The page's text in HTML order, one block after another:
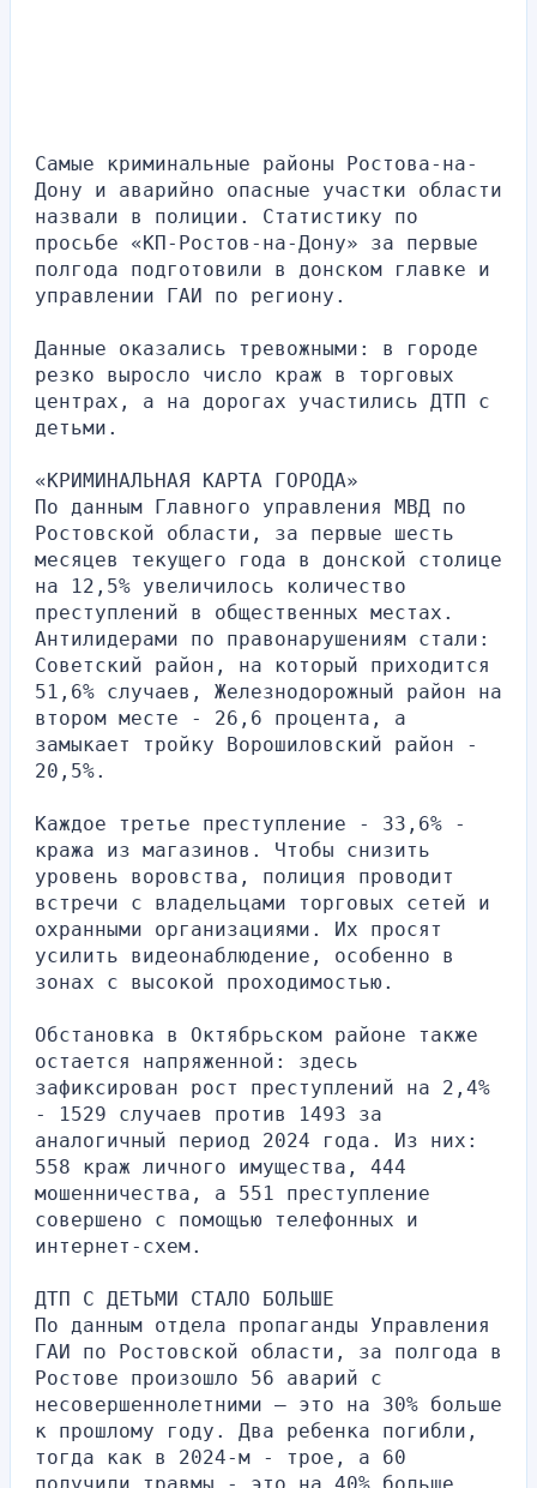
Самые криминальные районы Ростова-на-
Дону и аварийно опасные участки области
назвали в полиции. Статистику по
просьбе «КП-Ростов-на-Дону» за первые
полгода подготовили в донском главке и
управлении ГАИ по региону.
Данные оказались тревожными: в городе
резко выросло число краж в торговых
центрах, а на дорогах участились ДТП с
детьми.
«КРИМИНАЛЬНАЯ КАРТА ГОРОДА»
По данным Главного управления МВД по
Ростовской области, за первые шесть
месяцев текущего года в донской столице
на 12,5% увеличилось количество
преступлений в общественных местах.
Антилидерами по правонарушениям стали:
Советский район, на который приходится
51,6% случаев, Железнодорожный район на
втором месте - 26,6 процента, а
замыкает тройку Ворошиловский район -
20,5%.
Каждое третье преступление - 33,6% -
кража из магазинов. Чтобы снизить
уровень воровства, полиция проводит
встречи с владельцами торговых сетей и
охранными организациями. Их просят
усилить видеонаблюдение, особенно в
зонах с высокой проходимостью.
Обстановка в Октябрьском районе также
остается напряженной: здесь
зафиксирован рост преступлений на 2,4%
- 1529 случаев против 1493 за
аналогичный период 2024 года. Из них:
558 краж личного имущества, 444
мошенничества, а 551 преступление
совершено с помощью телефонных и
интернет-схем.
ДТП С ДЕТЬМИ СТАЛО БОЛЬШЕ
По данным отдела пропаганды Управления
ГАИ по Ростовской области, за полгода в
Ростове произошло 56 аварий с
несовершеннолетними — это на 30% больше
к прошлому году. Два ребенка погибли,
тогда как в 2024-м - трое, а 60